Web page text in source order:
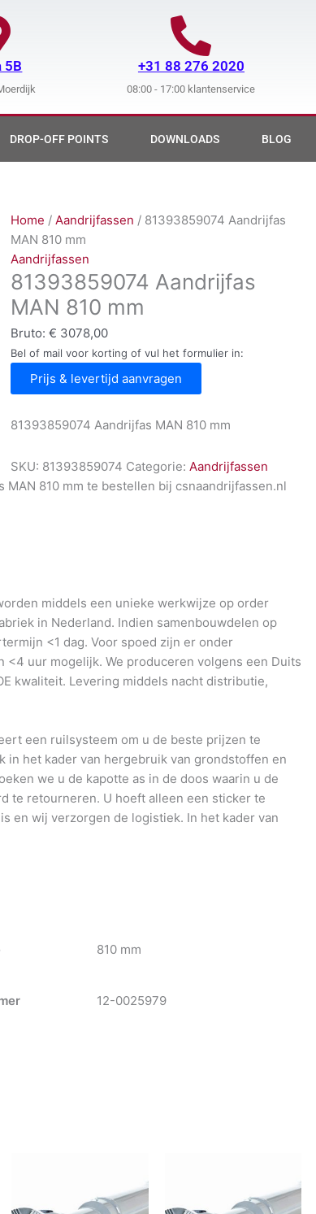
5B +31 88 276 2020
08:00 - 17:00 klantenservice
DROP-OFF POINTS DOWNLOADS BLOG
Home / Aandrijfassen / 81393859074 Aandrijfas
MAN 810 mm
Aandrijfassen
81393859074 Aandrijfas
MAN 810 mm
Bruto: € 3078,00
Bel of mail voor korting of vul het formulier in:
Prijs & levertijd aanvragen
81393859074 Aandrijfas MAN 810 mm
SKU: 81393859074 Categorie: Aandrijfassen
MAN 810 mm te bestellen bij csnaandrijfassen.nl
middels een unieke werkwijze op order
in Nederland. Indien samenbouwdelen op
<1 dag. Voor spoed zijn er onder
<4 uur mogelijk. We produceren volgens een Duits
kwaliteit. Levering middels nacht distributie,
een ruilsysteem om u de beste prijzen te
in het kader van hergebruik van grondstoffen en
we u de kapotte as in de doos waarin u de
te retourneren. U hoeft alleen een sticker te
en wij verzorgen de logistiek. In het kader van
810 mm
12-0025979